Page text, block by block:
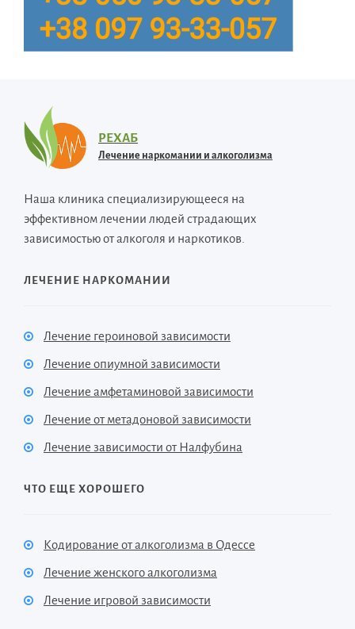
РЕХАБ
Лечение наркомании и алкоголизма
Наша клиника специализирующееся на
эффективном лечении людей страдающих
зависимостью от алкоголя и наркотиков.
ЛЕЧЕНИЕ НАРКОМАНИИ
Лечение героиновой зависимости
Лечение опиумной зависимости
Лечение амфетаминовой зависимости
Лечение от метадоновой зависимости
Лечение зависимости от Налфубина
ЧТО ЕЩЕ ХОРОШЕГО
Кодирование от алкоголизма в Одессе
Лечение женского алкоголизма
Лечение игровой зависимости